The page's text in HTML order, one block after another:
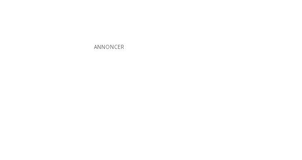
ANNONCER